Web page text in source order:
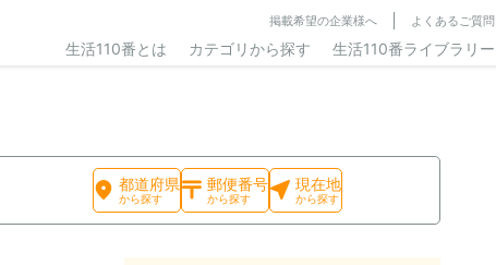
掲載希望の企業様へ よくあるご質問
生活110番とは カテゴリから探す 生活110番ライブラリー
都道府県
から探す
郵便番号
から探す
現在地
から探す